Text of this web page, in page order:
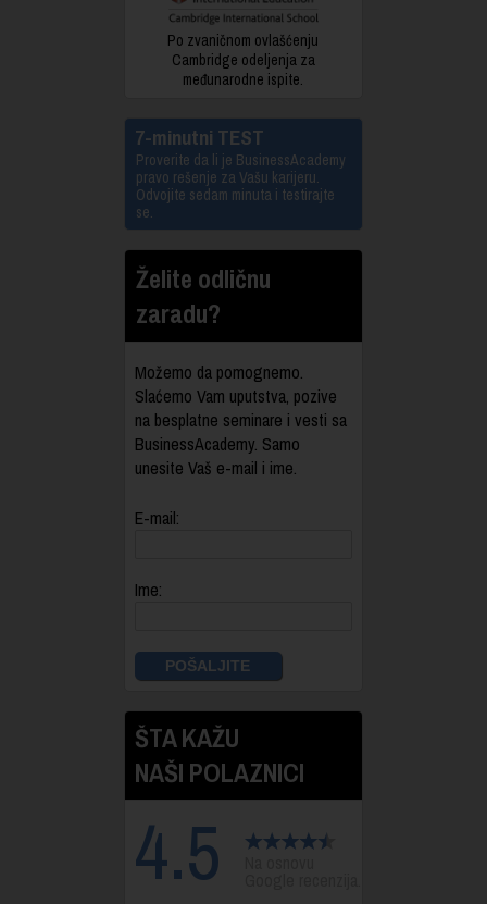
Po zvaničnom ovlašćenju
Cambridge odeljenja za
međunarodne ispite.
7-minutni TEST
Proverite da li je BusinessAcademy
pravo rešenje za Vašu karijeru.
Odvojite sedam minuta i testirajte
se.
Želite odličnu
zaradu?
Možemo da pomognemo.
Slaćemo Vam uputstva, pozive
na besplatne seminare i vesti sa
BusinessAcademy. Samo
unesite Vaš e-mail i ime.
E-mail:
Ime:
ŠTA KAŽU
NAŠI POLAZNICI
4.5